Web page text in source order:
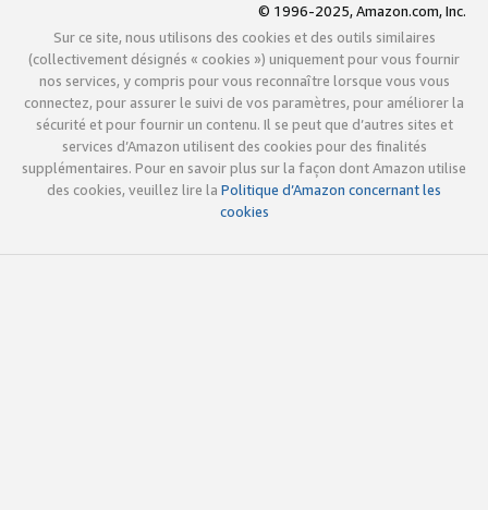
© 1996-2025, Amazon.com, Inc.
Sur ce site, nous utilisons des cookies et des outils similaires
(collectivement désignés « cookies ») uniquement pour vous fournir
nos services, y compris pour vous reconnaître lorsque vous vous
connectez, pour assurer le suivi de vos paramètres, pour améliorer la
sécurité et pour fournir un contenu. Il se peut que d’autres sites et
services d’Amazon utilisent des cookies pour des finalités
supplémentaires. Pour en savoir plus sur la façon dont Amazon utilise
des cookies, veuillez lire la Politique d’Amazon concernant les
cookies